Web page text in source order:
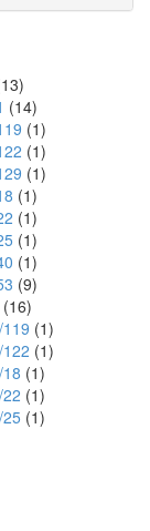
(14)
(1)
(1)
(1)
(1)
(1)
(1)
(1)
(9)
(16)
(1)
(1)
(1)
(1)
(1)